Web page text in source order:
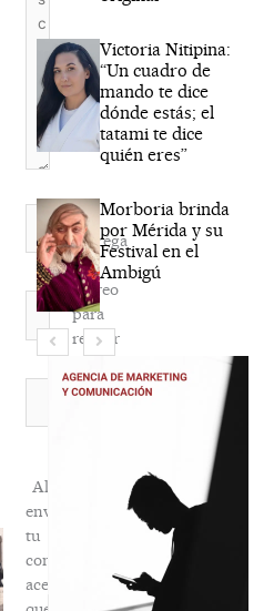
Nombre*
Correo
electrónico*
Agréga
mi
correo
para
recibir
la
newsletter
Al
enviar
tu
comentario,
aceptas
Victoria Nitipina:
“Un cuadro de
mando te dice
dónde estás; el
tatami te dice
quién eres”
Morboria brinda
por Mérida y su
Festival en el
Ambigú